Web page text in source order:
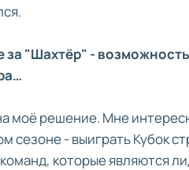
за "Шахтёр" -
моё решение. Мне
сезоне - выиграть Кубок
которые являются